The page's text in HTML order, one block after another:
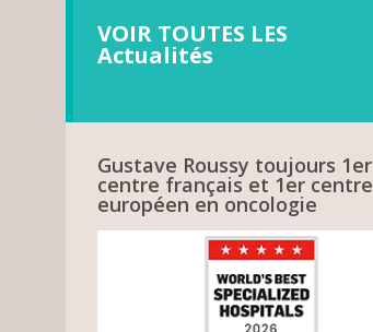
VOIR TOUTES LES
Actualités
Gustave Roussy toujours 1er
centre français et 1er centre
européen en oncologie